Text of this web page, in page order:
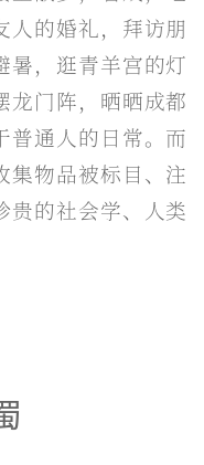
人的婚礼，拜访朋
暑，逛青羊宫的灯
龙门阵，晒晒成都
普通人的日常。而
集物品被标目、注
贵的社会学、人类